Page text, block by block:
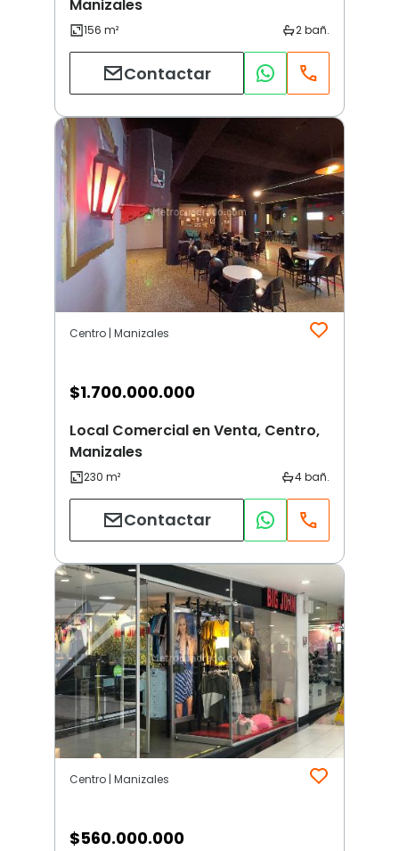
Manizales
Contactar
Centro | Manizales
$1.700.000.000
Local Comercial en Venta, Centro,
Manizales
Contactar
Centro | Manizales
$560.000.000